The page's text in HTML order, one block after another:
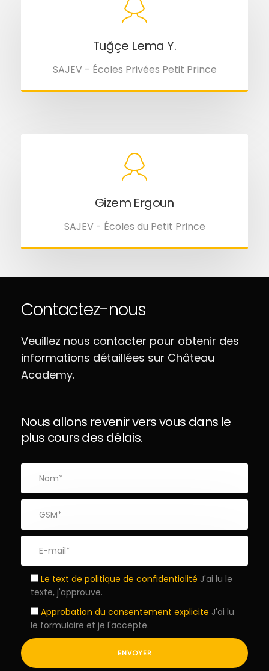
Tuğçe Lema Y.
SAJEV - Écoles Privées Petit Prince
Gizem Ergoun
SAJEV - Écoles du Petit Prince
Contactez-nous
Veuillez nous contacter pour obtenir des
informations détaillées sur Château
Academy.
Nous allons revenir vers vous dans le
plus cours des délais.
Le text de politique de confidentialité J'ai lu le
texte, j'approuve.
Approbation du consentement explicite J'ai lu
le formulaire et je l'accepte.